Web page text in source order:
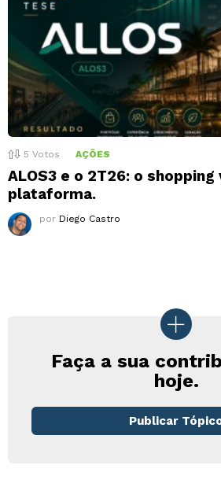
5 Votos AÇÕES
ALOS3 e o 2T26: o shopping
plataforma.
por Diego Castro
Faça a sua
hoje.
Publicar